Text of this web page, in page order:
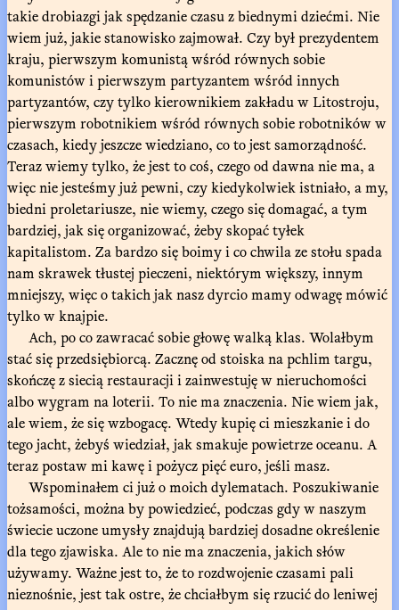
takie drobiazgi jak spędzanie czasu z biednymi dziećmi. Nie
wiem już, jakie stanowisko zajmował. Czy był prezydentem
kraju, pierwszym komunistą wśród równych sobie
komunistów i pierwszym partyzantem wśród innych
partyzantów, czy tylko kierownikiem zakładu w Litostroju,
pierwszym robotnikiem wśród równych sobie robotników w
czasach, kiedy jeszcze wiedziano, co to jest samorządność.
Teraz wiemy tylko, że jest to coś, czego od dawna nie ma, a
więc nie jesteśmy już pewni, czy kiedykolwiek istniało, a my,
biedni proletariusze, nie wiemy, czego się domagać, a tym
bardziej, jak się organizować, żeby skopać tyłek
kapitalistom. Za bardzo się boimy i co chwila ze stołu spada
nam skrawek tłustej pieczeni, niektórym większy, innym
mniejszy, więc o takich jak nasz dyrcio mamy odwagę mówić
tylko w knajpie.
Ach, po co zawracać sobie głowę walką klas. Wolałbym
stać się przedsiębiorcą. Zacznę od stoiska na pchlim targu,
skończę z siecią restauracji i zainwestuję w nieruchomości
albo wygram na loterii. To nie ma znaczenia. Nie wiem jak,
ale wiem, że się wzbogacę. Wtedy kupię ci mieszkanie i do
tego jacht, żebyś wiedział, jak smakuje powietrze oceanu. A
teraz postaw mi kawę i pożycz pięć euro, jeśli masz.
Wspominałem ci już o moich dylematach. Poszukiwanie
tożsamości, można by powiedzieć, podczas gdy w naszym
świecie uczone umysły znajdują bardziej dosadne określenie
dla tego zjawiska. Ale to nie ma znaczenia, jakich słów
używamy. Ważne jest to, że to rozdwojenie czasami pali
nieznośnie, jest tak ostre, że chciałbym się rzucić do leniwej